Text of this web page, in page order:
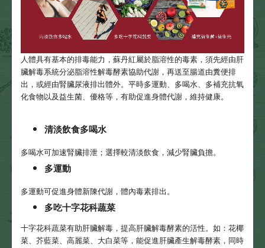
人體具有基本的排毒能力，蘇丹紅屬於脂溶性的毒素，須先經由肝
臟解毒系統分泌脂溶性解毒酵素協助代謝，再送至腸道由糞便排
出，或經由腎臟尿液排出體外。平時多運動、多喝水、多補充抗氧
化食物以及益生菌、優格等，有助促進身體代謝，維持健康。
清淡飲食多喝水
多喝水可加速腎臟排泄；選擇較清淡飲食，減少腎臟負擔。
多運動
多運動可促進身體新陳代謝，體內毒素排出。
多吃十字花科蔬菜
十字花科蔬菜有助肝臟解毒，提高肝臟解毒酵素的活性。如：花椰
菜、芥藍菜、高麗菜、大白菜等，能促進肝臟產生解毒酵素，同時